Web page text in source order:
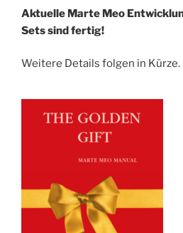
Aktuelle Marte Meo
Sets sind fertig!
Weitere Details folgen in Kürze.